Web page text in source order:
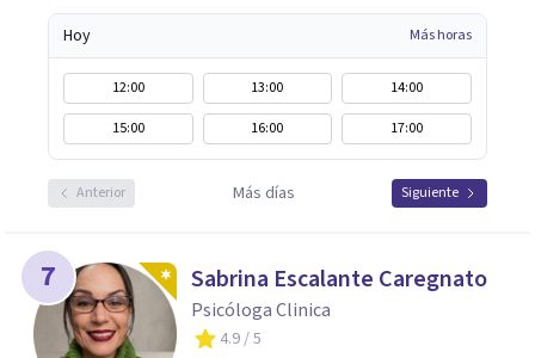
Hoy Más horas
12:00 13:00
14:00
15:00
16:00 17:00
Anterior Más días Siguiente
7 Sabrina Escalante Caregnato
Psicóloga Clinica
4.9/ 5